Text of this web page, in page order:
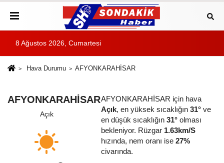
8 Ağustos 2026, Cumartesi
Hava Durumu AFYONKARAHİSAR
AFYONKARAHİSAR
Açık
AFYONKARAHİSAR için hava
Açık, en yüksek sıcaklığın 31°ve
en düşük sıcaklığın 31°olması
bekleniyor. Rüzgar 1.63km/S
hızında, nem oranı ise 27%
civarında.